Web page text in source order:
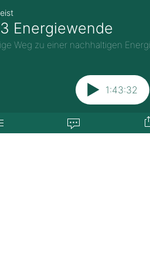
Energiewende
Weg zu einer nachhaltigen
1:43:32